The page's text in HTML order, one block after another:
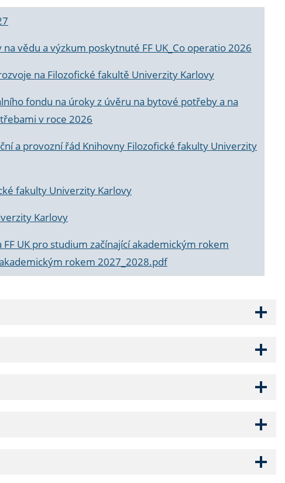
vědu a výzkum poskytnuté FF UK_Co operatio 2026
na Filozofické fakultě Univerzity Karlovy
fondu na úroky z úvěru na bytové potřeby a na
v roce 2026
a provozní řád Knihovny Filozofické fakulty Univerzity
fakulty Univerzity Karlovy
Karlovy
UK pro studium začínající akademickým rokem
rokem 2027_2028.pdf